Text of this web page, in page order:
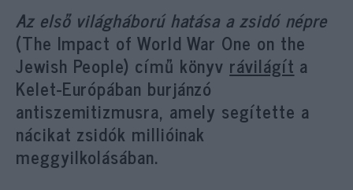
Az első világháború hatása a zsidó népre
(The Impact of World War One on the
Jewish People) című könyv rávilágít a
Kelet-Európában burjánzó
antiszemitizmusra, amely segítette a
nácikat zsidók millióinak
meggyilkolásában.